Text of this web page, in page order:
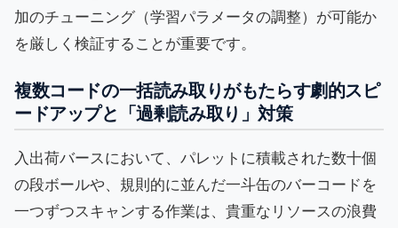
加のチューニング（学習パラメータの調整）が可能か
を厳しく検証することが重要です。
複数コードの一括読み取りがもたらす劇的スピ
ードアップと「過剰読み取り」対策
入出荷バースにおいて、パレットに積載された数十個
の段ボールや、規則的に並んだ一斗缶のバーコードを
一つずつスキャンする作業は、貴重なリソースの浪費